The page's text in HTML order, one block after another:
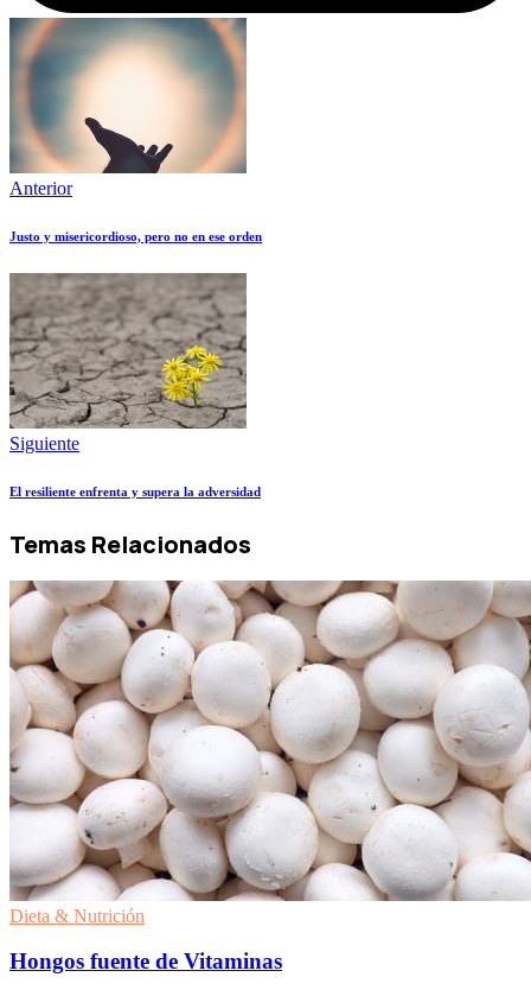
Anterior
Justo y misericordioso, pero no en ese orden
Siguiente
El resiliente enfrenta y supera la adversidad
Temas Relacionados
Dieta & Nutrición
Hongos fuente de Vitaminas